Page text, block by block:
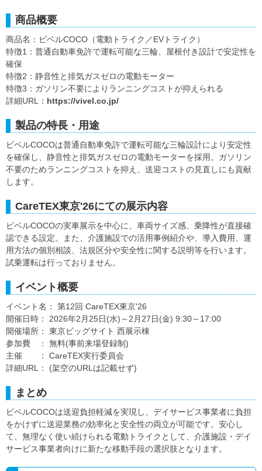
商品概要
商品名：ビベルCOCO（電動トライク／EVトライク）
特徴1：普通自動車免許で運転可能な三輪、屋根付き設計で安定性を
確保
特徴2：静音性と排気ガスゼロの電動モーター
特徴3：ガソリン不要によりランニングコストが抑えられる
詳細URL： https://vivel.co.jp/
製品の特長・用途
ビベルCOCOは普通自動車免許で運転可能な三輪設計により安定性
を確保し、静音性と排気ガスゼロの電動モーターを採用。ガソリン
不要のためランニングコストを抑え、送迎コストの見直しにも貢献
します。
CareTEX東京'26にての展示内容
ビベルCOCOの実車展示を中心に、車両サイズ感、乗降性が直接確
認できる設定。また、介護施設での活用事例紹介や、導入費用、運
用方法の個別相談、法規区分や安全性に関する説明等を行います。
試乗運転は行っておりません。
イベント概要
イベント名： 第12回 CareTEX東京'26
開催日時： 2026年2月25日(水)～2月27日(金) 9:30～17:00
開催場所： 東京ビッグサイト 西展示棟
参加費 ： 無料(事前来場登録制)
主催 ： CareTEX実行委員会
詳細URL： (架空のURLは記載せず)
まとめ
ビベルCOCOは送迎負担軽減を実現し、デイサービス事業者に負担
をかけずに送迎業務の効率化と安全性の両立が可能です。安心し
て、無理なく使い続けられる電動トライクとして、介護施設・デイ
サービス事業者向けに新たな移動手段の選択肢となります。